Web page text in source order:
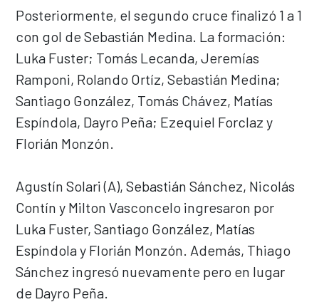
Posteriormente, el segundo cruce finalizó 1 a 1
con gol de Sebastián Medina. La formación:
Luka Fuster; Tomás Lecanda, Jeremías
Ramponi, Rolando Ortíz, Sebastián Medina;
Santiago González, Tomás Chávez, Matías
Espíndola, Dayro Peña; Ezequiel Forclaz y
Florián Monzón.
Agustín Solari (A), Sebastián Sánchez, Nicolás
Contín y Milton Vasconcelo ingresaron por
Luka Fuster, Santiago González, Matías
Espíndola y Florián Monzón. Además, Thiago
Sánchez ingresó nuevamente pero en lugar
de Dayro Peña.